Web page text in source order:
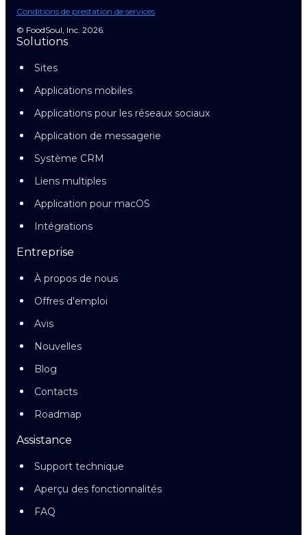
Conditions de prestation de services
© FoodSoul, Inc. 2026.
Solutions
Sites
Applications mobiles
Applications pour les réseaux sociaux
Application de messagerie
Système CRM
Liens multiples
Application pour macOS
Intégrations
Entreprise
À propos de nous
Offres d'emploi
Avis
Nouvelles
Blog
Contacts
Roadmap
Assistance
Support technique
Aperçu des fonctionnalités
FAQ